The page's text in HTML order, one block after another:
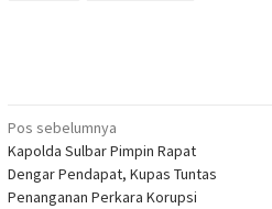
Navigasi
pos
Pos sebelumnya
Kapolda Sulbar Pimpin Rapat
Dengar Pendapat, Kupas Tuntas
Penanganan Perkara Korupsi